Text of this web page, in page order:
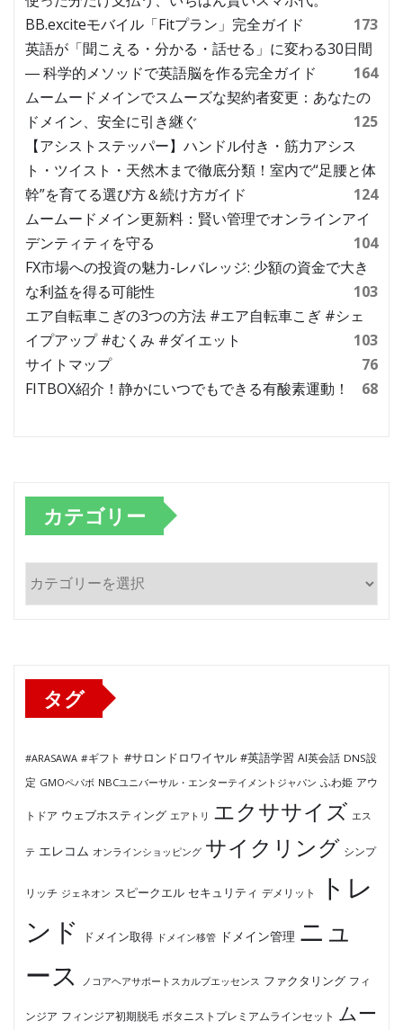
BB.exciteモバイル「Fitプラン」完全ガイド
173
英語が「聞こえる・分かる・話せる」に変わる30日間
― 科学的メソッドで英語脳を作る完全ガイド
164
ムームードメインでスムーズな契約者変更：あなたの
ドメイン、安全に引き継ぐ
125
【アシストステッパー】ハンドル付き・筋力アシス
ト・ツイスト・天然木まで徹底分類！室内で“足腰と体
幹”を育てる選び方＆続け方ガイド
124
ムームードメイン更新料：賢い管理でオンラインアイ
デンティティを守る
104
FX市場への投資の魅力-レバレッジ: 少額の資金で大き
な利益を得る可能性
103
エア自転車こぎの3つの方法 #エア自転車こぎ #シェ
イプアップ #むくみ #ダイエット
103
サイトマップ
76
FITBOX紹介！静かにいつでもできる有酸素運動！
68
カテゴリー
カ
タグ
#ARASAWA #ギフト #サロンドロワイヤル #英語学習 AI英会話 DNS設
定 GMOペパボ NBCユニバーサル・エンターテイメントジャパン ふわ姫 アウ
トドア ウェブホスティング エアトリ エクササイズ エス
テ エレコム オンラインショッピング サイクリング シンプ
リッチ ジェネオン スピークエル セキュリティ デメリット
トレ
ンド
ドメイン取得 ドメイン移管 ドメイン管理 ニュ
ース
ノコアヘアサポートスカルプエッセンス ファクタリング フィ
ンジア フィンジア初期脱毛 ボタニストプレミアムラインセット ムー